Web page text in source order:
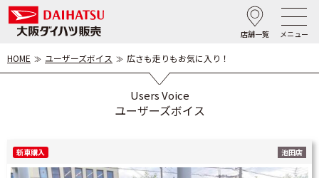
店舗一覧 メニュー
HOME ユーザーズボイス 広さも走りもお気に入り！
Users Voice
ユーザーズボイス
新車購入 池田店